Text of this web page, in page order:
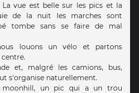
vue est belle sur les pics et la
de la nuit les marches sont
tombe sans se faire de mal
louons un vélo et partons
et, malgré les camions, bus,
s'organise naturellement.
moonhill, un pic qui a un trou